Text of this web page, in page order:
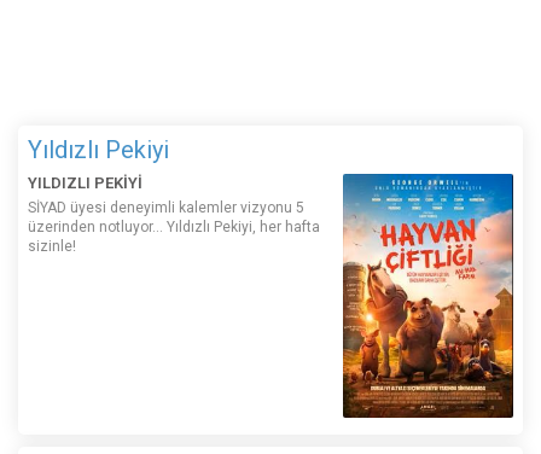
Yıldızlı Pekiyi
YILDIZLI PEKİYİ
SİYAD üyesi deneyimli kalemler vizyonu 5
üzerinden notluyor... Yıldızlı Pekiyi, her hafta
sizinle!